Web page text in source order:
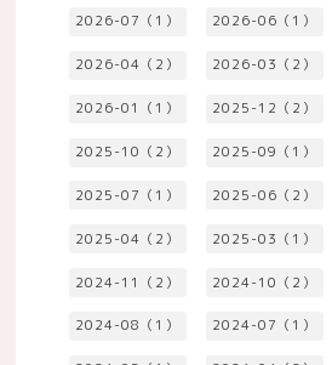
2026-07（1） 2026-06（1）
2026-04（2） 2026-03（2）
2026-01（1） 2025-12（2）
2025-10（2） 2025-09（1）
2025-07（1） 2025-06（2）
2025-04（2） 2025-03（1）
2024-11（2） 2024-10（2）
2024-08（1） 2024-07（1）